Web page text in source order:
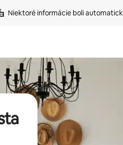
Niektoré informácie boli